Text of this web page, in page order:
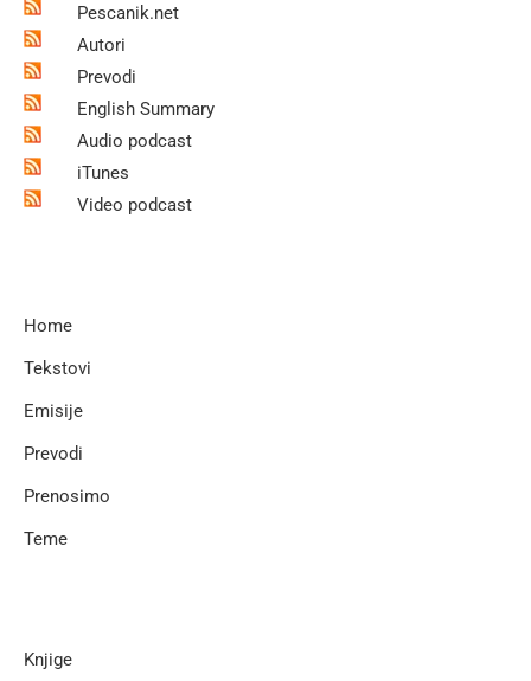
Pescanik.net
Autori
Prevodi
English Summary
Audio podcast
iTunes
Video podcast
Home
Tekstovi
Emisije
Prevodi
Prenosimo
Teme
Knjige